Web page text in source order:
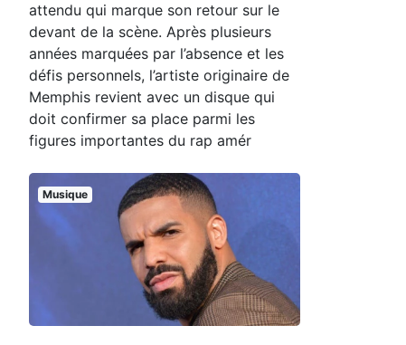
attendu qui marque son retour sur le
devant de la scène. Après plusieurs
années marquées par l’absence et les
défis personnels, l’artiste originaire de
Memphis revient avec un disque qui
doit confirmer sa place parmi les
figures importantes du rap amér
Musique